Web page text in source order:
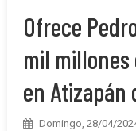
Ofrece
mil millones
en Atizapán
Domingo, 28/04/